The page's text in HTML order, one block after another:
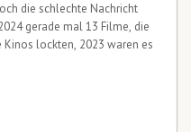
die schlechte Nachricht
gerade mal 13 Filme, die
lockten, 2023 waren es